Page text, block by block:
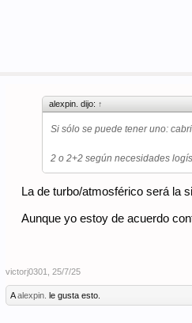
alexpin. dijo: ↑
Si sólo se puede tener uno:
2 o 2+2 según necesidades
La de turbo/atmosférico será la
Aunque yo estoy de acuerdo
victorj0301 25/7/25
Aalexpin. le gusta esto.